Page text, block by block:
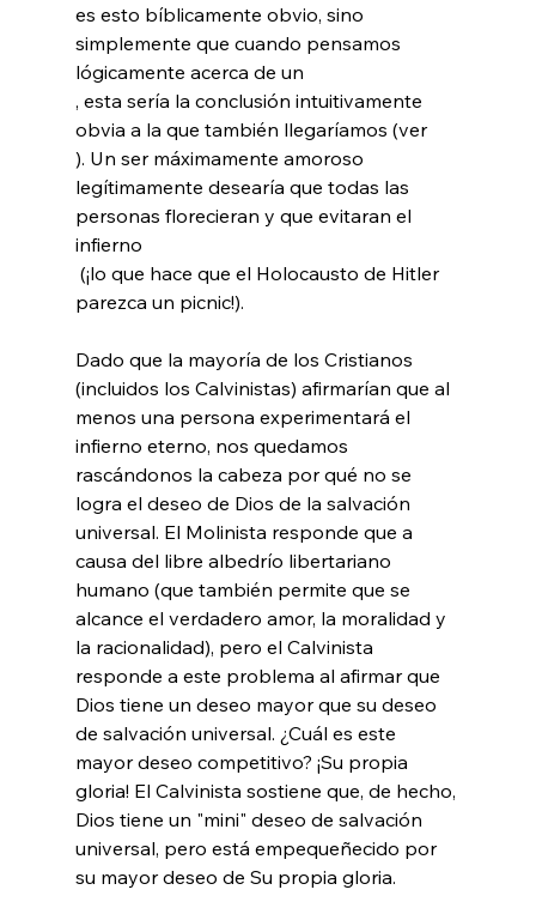
es esto bíblicamente obvio, sino
simplemente que cuando pensamos
lógicamente acerca de un
, esta sería la conclusión intuitivamente
obvia a la que también llegaríamos (ver
). Un ser máximamente amoroso
legítimamente desearía que todas las
personas florecieran y que evitaran el
infierno
parezca un picnic!).
Dado que la mayoría de los Cristianos
(incluidos los Calvinistas) afirmarían que al
menos una persona experimentará el
infierno eterno, nos quedamos
rascándonos la cabeza por qué no se
logra el deseo de Dios de la salvación
universal. El Molinista responde que a
causa del libre albedrío libertariano
humano (que también permite que se
alcance el verdadero amor, la moralidad y
la racionalidad), pero el Calvinista
responde a este problema al afirmar que
Dios tiene un deseo mayor que su deseo
de salvación universal. ¿Cuál es este
mayor deseo competitivo? ¡Su propia
gloria! El Calvinista sostiene que, de hecho,
Dios tiene un "mini" deseo de salvación
universal, pero está empequeñecido por
su mayor deseo de Su propia gloria.